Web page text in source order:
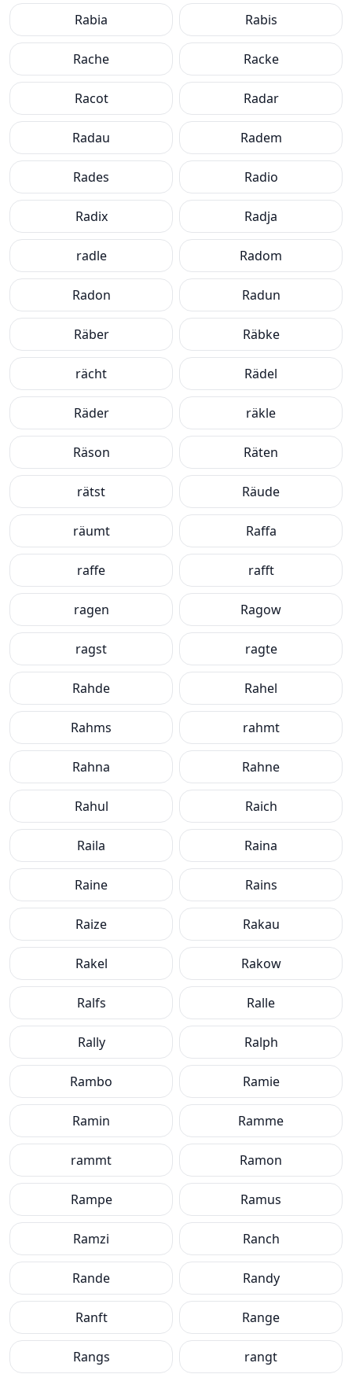
Rabia Rabis
Rache Racke
Racot Radar
Radau Radem
Rades Radio
Radix Radja
radle Radom
Radon Radun
Räber Räbke
rächt Rädel
Räder räkle
Räson Räten
rätst Räude
räumt Raffa
raffe rafft
ragen Ragow
ragst ragte
Rahde Rahel
Rahms rahmt
Rahna Rahne
Rahul Raich
Raila Raina
Raine Rains
Raize Rakau
Rakel Rakow
Ralfs Ralle
Rally Ralph
Rambo Ramie
Ramin Ramme
rammt Ramon
Rampe Ramus
Ramzi Ranch
Rande Randy
Ranft Range
Rangs rangt